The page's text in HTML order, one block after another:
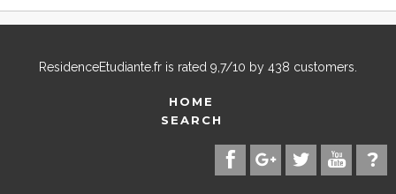
ResidenceEtudiante.fr is rated 9,7/10 by 438 customers.
HOME
SEARCH